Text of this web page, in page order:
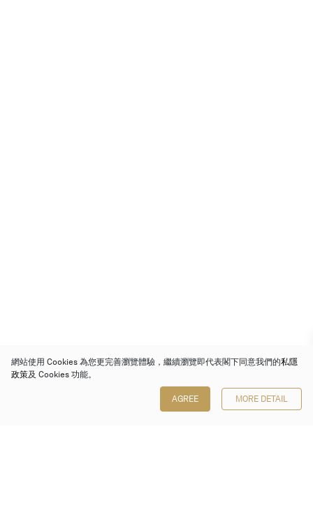
網站使用 Cookies 為您更完善瀏覽體驗，繼續瀏覽即代表閣下同意我們的私隱
政策及 Cookies 功能。
AGREE MORE DETAIL